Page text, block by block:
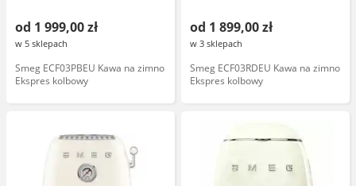
od 1 999,00 zł
w 5 sklepach
Smeg ECF03PBEU Kawa na zimno
Ekspres kolbowy
od 1 899,00 zł
w 3 sklepach
Smeg ECF03RDEU Kawa na zimno
Ekspres kolbowy